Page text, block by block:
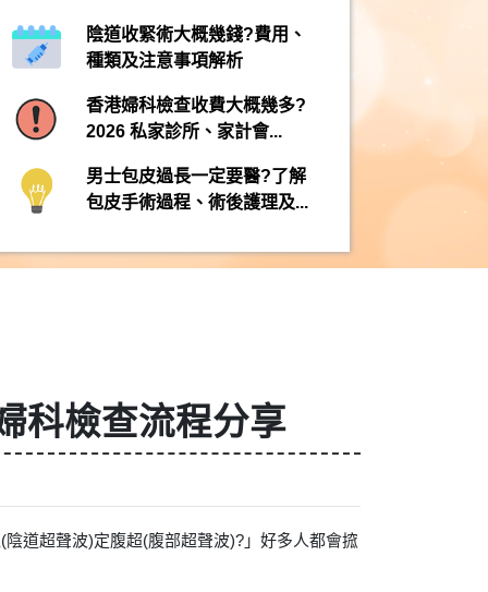
陰道收緊術大概幾錢?費用、
種類及注意事項解析
香港婦科檢查收費大概幾多?
2026 私家診所、家計會...
男士包皮過長一定要醫?了解
包皮手術過程、術後護理及...
科檢查流程分享
道超聲波)定腹超(腹部超聲波)?」好多人都會搲